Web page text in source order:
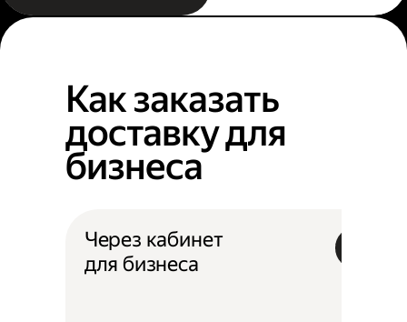
Как заказать
доставку для
бизнеса
Через кабинет
для бизнеса